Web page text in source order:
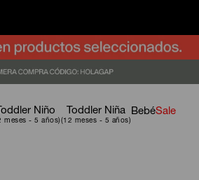
Niño Toddler Niña BebéSale